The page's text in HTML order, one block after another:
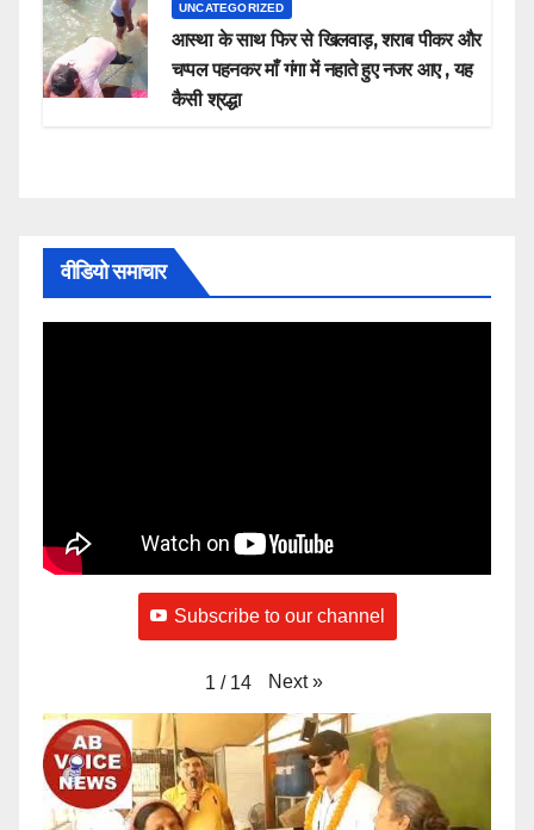
UNCATEGORIZED
आस्था के साथ फिर से खिलवाड़, शराब पीकर और
चप्पल पहनकर माँ गंगा में नहाते हुए नजर आए , यह
कैसी श्रद्धा
वीडियो समाचार
Subscribe to our channel
1 / 14 Next »